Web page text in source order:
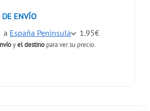
DE ENVÍO
a España Peninsula 1.95€
yel destino para ver su precio.